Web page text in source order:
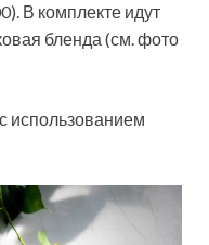
В комплекте идут
бленда (см. фото
использованием